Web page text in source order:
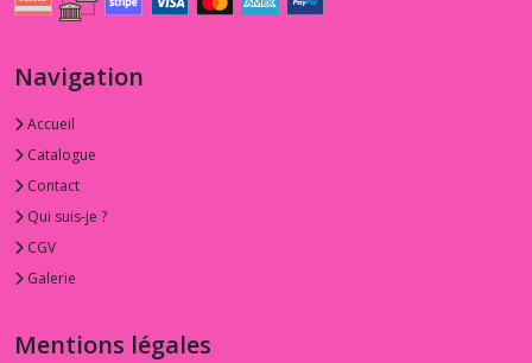
Navigation
Accueil
Catalogue
Contact
Qui suis-je ?
CGV
Galerie
Mentions légales